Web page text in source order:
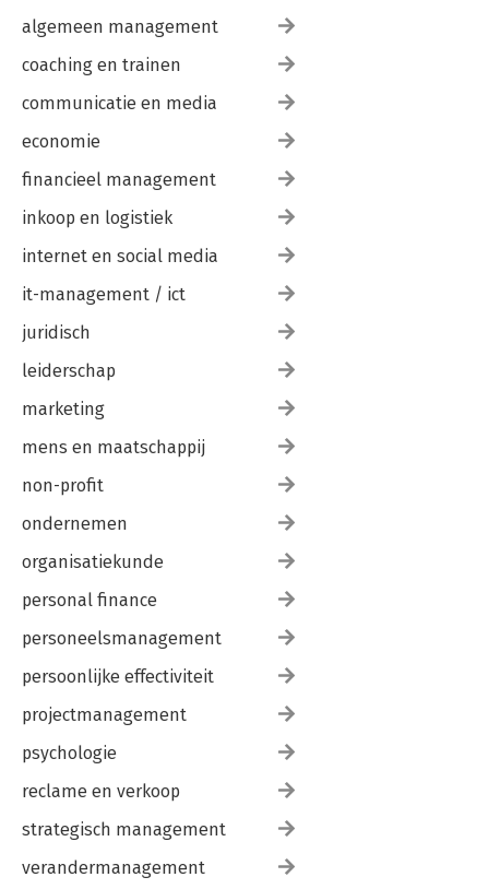
algemeen management
coaching en trainen
communicatie en media
economie
financieel management
inkoop en logistiek
internet en social media
it-management / ict
juridisch
leiderschap
marketing
mens en maatschappij
non-profit
ondernemen
organisatiekunde
personal finance
personeelsmanagement
persoonlijke effectiviteit
projectmanagement
psychologie
reclame en verkoop
strategisch management
verandermanagement